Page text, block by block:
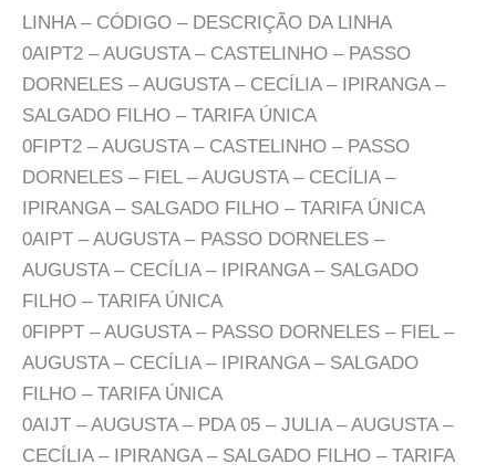
LINHA – CÓDIGO – DESCRIÇÃO DA LINHA
0AIPT2 – AUGUSTA – CASTELINHO – PASSO
DORNELES – AUGUSTA – CECÍLIA – IPIRANGA –
SALGADO FILHO – TARIFA ÚNICA
0FIPT2 – AUGUSTA – CASTELINHO – PASSO
DORNELES – FIEL – AUGUSTA – CECÍLIA –
IPIRANGA – SALGADO FILHO – TARIFA ÚNICA
0AIPT – AUGUSTA – PASSO DORNELES –
AUGUSTA – CECÍLIA – IPIRANGA – SALGADO
FILHO – TARIFA ÚNICA
0FIPPT – AUGUSTA – PASSO DORNELES – FIEL –
AUGUSTA – CECÍLIA – IPIRANGA – SALGADO
FILHO – TARIFA ÚNICA
0AIJT – AUGUSTA – PDA 05 – JULIA – AUGUSTA –
CECÍLIA – IPIRANGA – SALGADO FILHO – TARIFA